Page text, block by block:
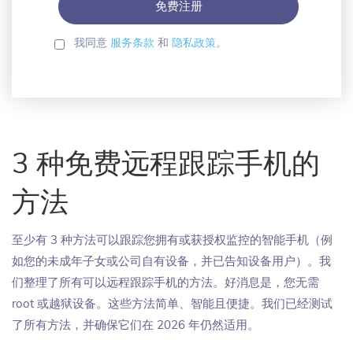
我同意 服务条款 和 隐私政策。
3 种免费远程跟踪手机的
方法
至少有 3 种方法可以跟踪您拥有或获授权监控的智能手机（例
如您的未成年子女或公司自有设备，并已告知设备用户）。我
们整理了所有可以远程跟踪手机的方法。好消息是，您无需
root 或越狱设备。这些方法简单、智能且便捷。我们已经测试
了所有方法，并确保它们在 2026 年仍然适用。